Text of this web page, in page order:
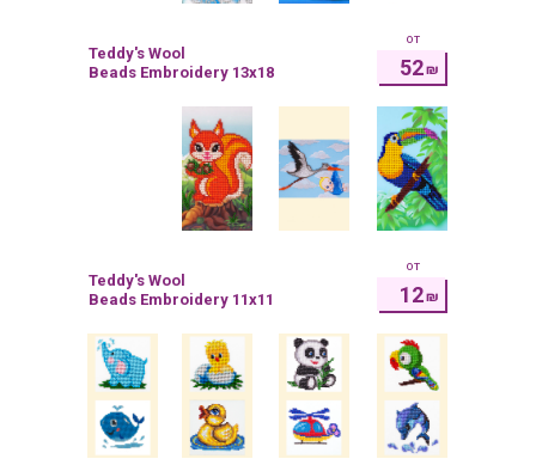
52₪
от
Teddy's Wool
Beads Embroidery 13x18
12₪
от
Teddy's Wool
Beads Embroidery 11x11